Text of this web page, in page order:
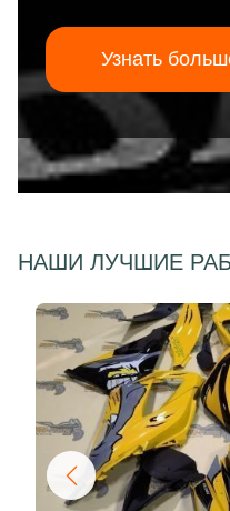
Узнать
НАШИ ЛУЧШИЕ